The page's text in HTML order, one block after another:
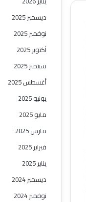
ديسمبر 2025
نوفمبر 2025
أكتوبر 2025
سبتمبر 2025
أغسطس 2025
يونيو 2025
مايو 2025
مارس 2025
فبراير 2025
يناير 2025
ديسمبر 2024
نوفمبر 2024